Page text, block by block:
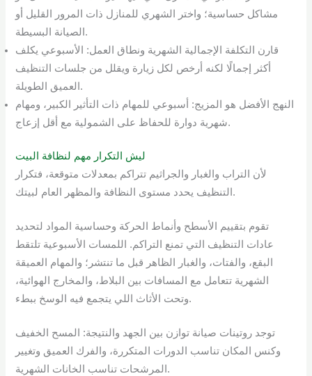
مشاكل حساسية؛ واختر الشهري للمنازل ذات المرور القليل أو
الصيانة البسيطة.
قارن التكلفة الإجمالية الشهرية ونطاق العمل: الأسبوعي يكلف
أكثر إجمالًا لكنه أرخص لكل زيارة ويقلل من جلسات التنظيف
العميق الطويلة.
النهج الأفضل هو المزيج: أسبوعي للمهام ذات التأثير الكبير، ومهام
شهرية دوارة للحفاظ على الشمولية مع أقل إزعاج.
ليش التكرار مهم لنظافة البيت
لأن التراب والغبار والجراثيم تتراكم بمعدلات متوقعة، فتكرار
التنظيف يحدد مستوى النظافة والمظهر العام لبيتك.
تقوم بتقييم الأسطح وأنماط الحركة وحساسية المواد لتحديد
عادات التنظيف التي تمنع التراكم. اللمسات الأسبوعية تلتقط
البقع، والفتات، والغبار الظاهر قبل ما تنتشر؛ والمهام العميقة
الشهرية تتعامل مع المسافات بين البلاط، والمخارج الهوائية،
وتحت الأثاث اللي يتجمع فيه الوسخ ببطء.
توجد روتينات صيانة توازن بين الجهد والنتيجة: المسح الخفيف
وكنس المكان تناسب الدورات المتكررة، والفرك العميق وتغيير
المرشحات تناسب الخانات الشهرية.